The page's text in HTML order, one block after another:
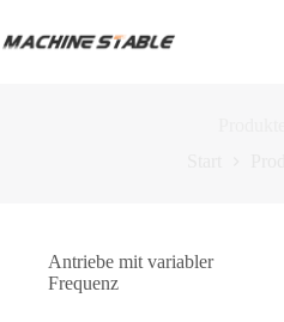
Inhalt
springen
Antriebe mit variabler
Frequenz